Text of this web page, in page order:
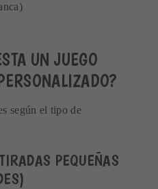
UN JUEGO
según el tipo de
PEQUEÑAS